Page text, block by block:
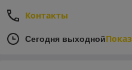
Контакты
Сегодня выходной